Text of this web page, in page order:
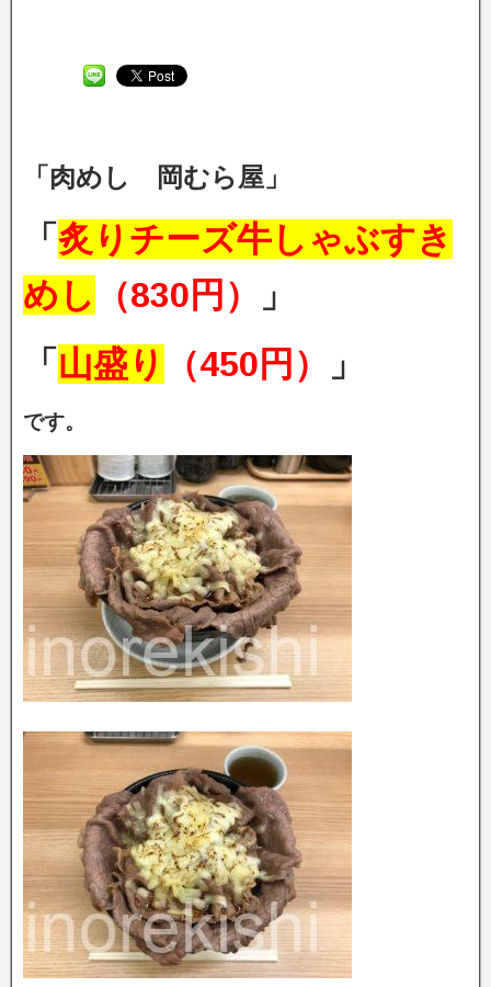
「肉めし 岡むら屋」
「 炙りチーズ牛しゃぶすき
めし
（830円）
」
「 山盛り （450円） 」
です。